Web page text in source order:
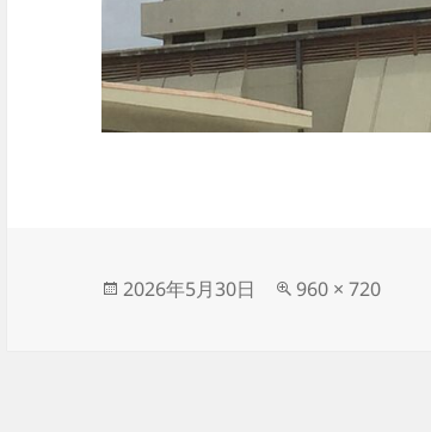
投
2026年5月30日
フ
960 × 720